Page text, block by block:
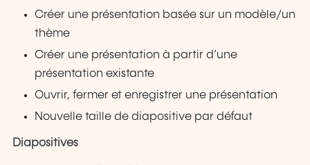
Créer une présentation basée sur un modèle/un
thème
Créer une présentation à partir d’une
présentation existante
Ouvrir, fermer et enregistrer une présentation
Nouvelle taille de diapositive par défaut
Diapositives